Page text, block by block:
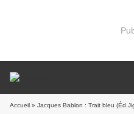
Accueil » Jacques Bablon : Trait bleu